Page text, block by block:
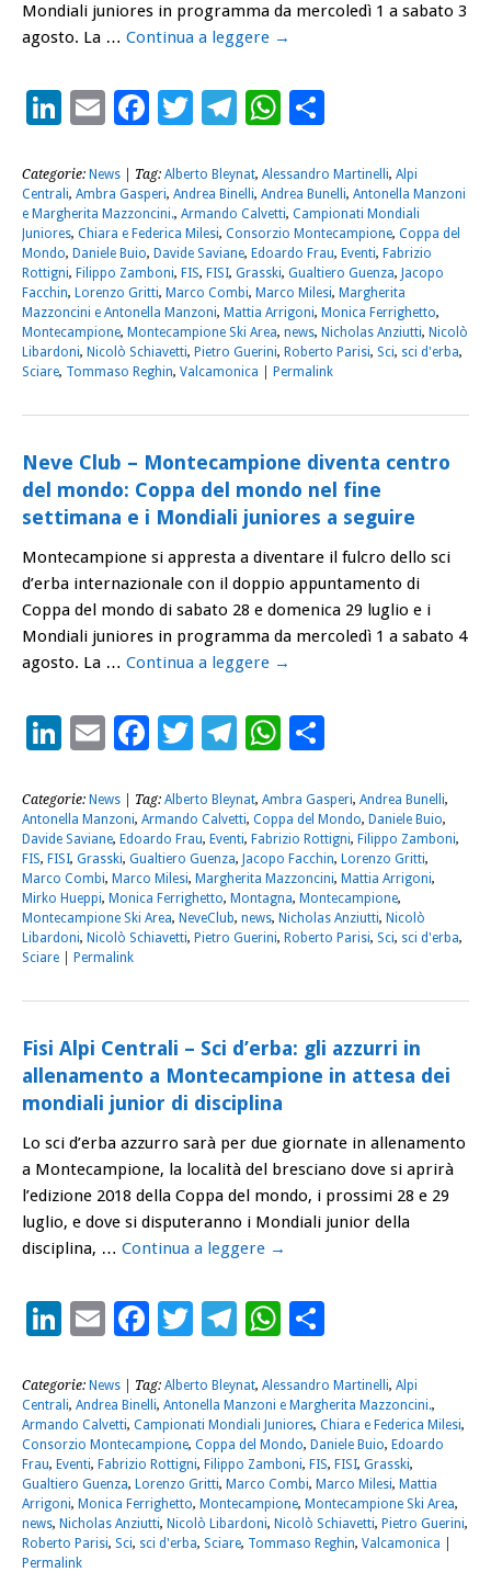
Mondiali juniores in programma da mercoledì 1 a sabato 3
agosto. La … Continua a leggere →
LinkedIn
EmailFacebook
Twitter
Telegram
WhatsApp
Categorie: News | Tag: Alberto Bleynat, Alessandro Martinelli, Alpi
Centrali, Ambra Gasperi, Andrea Binelli, Andrea Bunelli, Antonella Manzoni
e Margherita Mazzoncini., Armando Calvetti, Campionati Mondiali
Juniores, Chiara e Federica Milesi, Consorzio Montecampione, Coppa del
Mondo, Daniele Buio, Davide Saviane, Edoardo Frau, Eventi, Fabrizio
Rottigni, Filippo Zamboni, FIS, FISI, Grasski, Gualtiero Guenza, Jacopo
Facchin, Lorenzo Gritti, Marco Combi, Marco Milesi, Margherita
Mazzoncini e Antonella Manzoni, Mattia Arrigoni, Monica Ferrighetto,
Montecampione, Montecampione Ski Area, news, Nicholas Anziutti, Nicolò
Libardoni, Nicolò Schiavetti, Pietro Guerini, Roberto Parisi, Sci, sci d'erba,
Sciare, Tommaso Reghin, Valcamonica Permalink
Neve Club – Montecampione diventa centro
del mondo: Coppa del mondo nel fine
settimana e i Mondiali juniores a seguire
Montecampione si appresta a diventare il fulcro dello sci
d’erba internazionale con il doppio appuntamento di
Coppa del mondo di sabato 28 e domenica 29 luglio e i
Mondiali juniores in programma da mercoledì 1 a sabato 4
agosto. La … Continua a leggere →
LinkedIn
EmailFacebook
Twitter
Telegram
WhatsApp
Categorie: News | Tag: Alberto Bleynat, Ambra Gasperi, Andrea Bunelli,
Antonella Manzoni, Armando Calvetti, Coppa del Mondo, Daniele Buio,
Davide Saviane, Edoardo Frau, Eventi, Fabrizio Rottigni, Filippo Zamboni,
FIS, FISI, Grasski, Gualtiero Guenza, Jacopo Facchin, Lorenzo Gritti,
Marco Combi, Marco Milesi, Margherita Mazzoncini, Mattia Arrigoni,
Mirko Hueppi, Monica Ferrighetto, Montagna, Montecampione,
Montecampione Ski Area, NeveClub, news, Nicholas Anziutti, Nicolò
Libardoni, Nicolò Schiavetti, Pietro Guerini, Roberto Parisi, Sci, sci d'erba,
Sciare
Permalink
Fisi Alpi Centrali – Sci d’erba: gli azzurri in
allenamento a Montecampione in attesa dei
mondiali junior di disciplina
Lo sci d’erba azzurro sarà per due giornate in allenamento
a Montecampione, la località del bresciano dove si aprirà
l’edizione 2018 della Coppa del mondo, i prossimi 28 e 29
luglio, e dove si disputeranno i Mondiali junior della
disciplina, … Continua a leggere →
LinkedIn
EmailFacebook
Twitter
Telegram
WhatsApp
Categorie: News | Tag: Alberto Bleynat, Alessandro Martinelli, Alpi
Centrali, Andrea Binelli, Antonella Manzoni e Margherita Mazzoncini.,
Armando Calvetti, Campionati Mondiali Juniores, Chiara e Federica Milesi,
Consorzio Montecampione, Coppa del Mondo, Daniele Buio, Edoardo
Frau, Eventi, Fabrizio Rottigni, Filippo Zamboni, FIS, FISI, Grasski,
Gualtiero Guenza, Lorenzo Gritti, Marco Combi, Marco Milesi, Mattia
Arrigoni, Monica Ferrighetto, Montecampione, Montecampione Ski Area,
news, Nicholas Anziutti, Nicolò Libardoni, Nicolò Schiavetti, Pietro Guerini,
Roberto Parisi, Sci, sci d'erba, Sciare, Tommaso Reghin, Valcamonica
Permalink